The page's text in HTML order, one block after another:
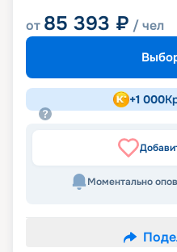
от 85 393 ₽ / чел
+1 000
Моментально